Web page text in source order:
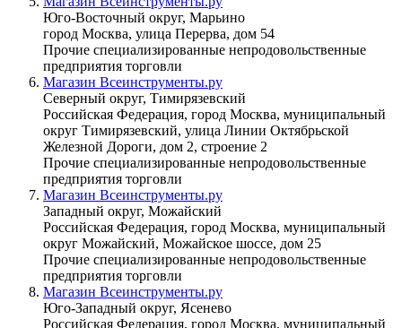
Юго-Восточный округ, Марьино
город Москва, улица Перерва, дом 54
Прочие специализированные непродовольственные
предприятия торговли
Магазин Всеинструменты.ру
Северный округ, Тимирязевский
Российская Федерация, город Москва, муниципальный
округ Тимирязевский, улица Линии Октябрьской
Железной Дороги, дом 2, строение 2
Прочие специализированные непродовольственные
предприятия торговли
Магазин Всеинструменты.ру
Западный округ, Можайский
Российская Федерация, город Москва, муниципальный
округ Можайский, Можайское шоссе, дом 25
Прочие специализированные непродовольственные
предприятия торговли
Магазин Всеинструменты.ру
Юго-Западный округ, Ясенево
Российская Федерация, город Москва, муниципальный